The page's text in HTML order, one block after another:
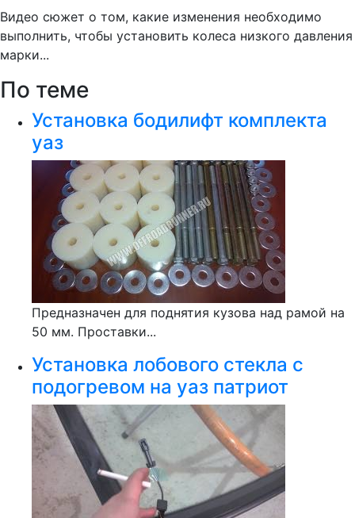
Видео сюжет о том, какие изменения необходимо
выполнить, чтобы установить колеса низкого давления
марки...
По теме
Установка бодилифт комплекта
уаз
Предназначен для поднятия кузова над рамой на
50 мм. Проставки...
Установка лобового стекла с
подогревом на уаз патриот